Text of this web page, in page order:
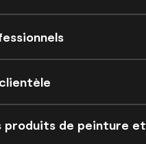
produits de peinture et